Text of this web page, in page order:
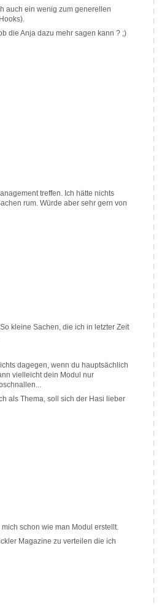
auch ein wenig zum generellen
die Anja dazu mehr sagen kann ? ;)
treffen. Ich hätte nichts
rum. Würde aber sehr gern von
kleine Sachen, die ich in letzter Zeit
dagegen, wenn du hauptsächlich
vielleicht dein Modul nur
als Thema, soll sich der Hasi lieber
schon wie man Modul erstellt.
Magazine zu verteilen die ich